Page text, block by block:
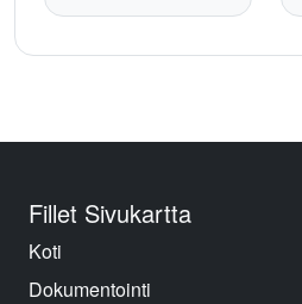
Fillet Sivukartta
Koti
Dokumentointi